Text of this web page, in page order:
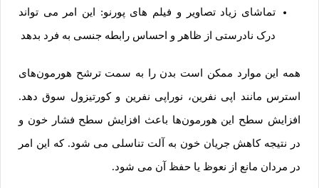
تماشای زیاد تصاویر و فیلم های پورنو: این امر می تواند
درک نادرستی از ظاهر و احساس رابطه جنسی به فرد بدهد
همه این موارد ممکن است بدن را به سمت ترشح هورمون‌های
استرس مانند اپی نفرین، نوراپی نفرین و کورتیزول سوق دهد.
افزایش سطح این هورمون‌ها باعث افزایش سطح فشار خون و
در نتیجه کاهش جریان خون به آلت تناسلی می شود. که این امر
در مردان مانع از نعوظ یا حفظ آن می شود.